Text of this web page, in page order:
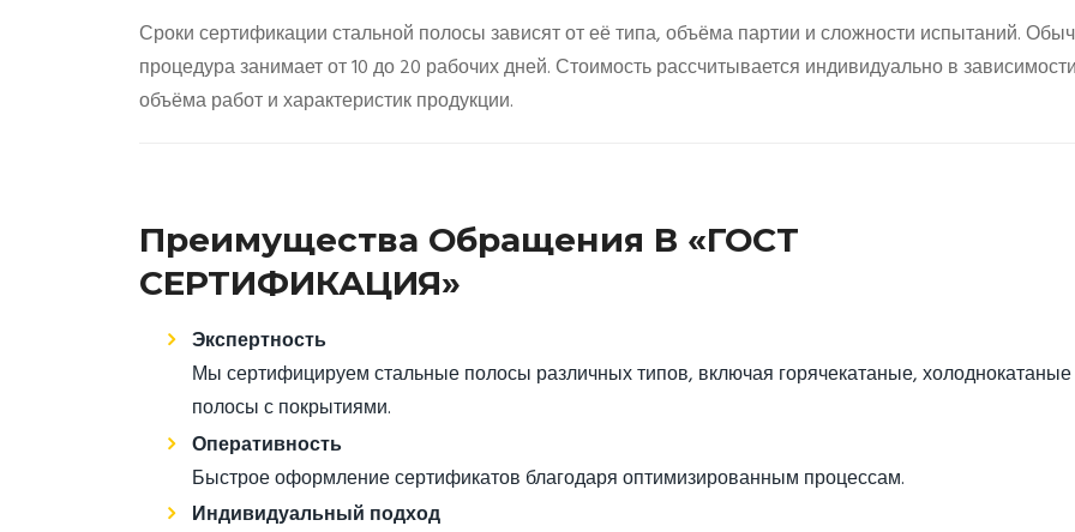
Сроки сертификации стальной полосы зависят от её типа, объёма партии и сложности испытаний.
процедура занимает от 10 до 20 рабочих дней. Стоимость рассчитывается индивидуально в
объёма работ и характеристик продукции.
Преимущества Обращения В «ГОСТ
СЕРТИФИКАЦИЯ»
Экспертность
Мы сертифицируем стальные полосы различных типов, включая горячекатаные,
полосы с покрытиями.
Оперативность
Быстрое оформление сертификатов благодаря оптимизированным процессам.
Индивидуальный подход